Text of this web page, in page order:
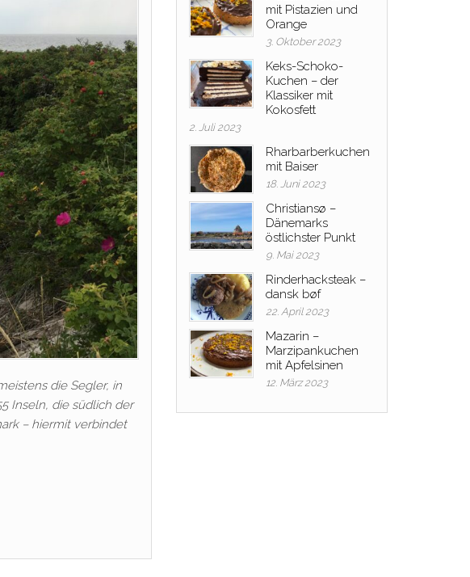
die Segler, in
Inseln, die südlich der
– hiermit verbindet
mit Pistazien und
Orange
3. Oktober 2023
Keks-Schoko-
Kuchen – der
Klassiker mit
Kokosfett
2. Juli 2023
Rharbarberkuchen
mit Baiser
18. Juni 2023
Christiansø –
Dänemarks
östlichster Punkt
9. Mai 2023
Rinderhacksteak –
dansk bøf
22. April 2023
Mazarin –
Marzipankuchen
mit Apfelsinen
12. März 2023